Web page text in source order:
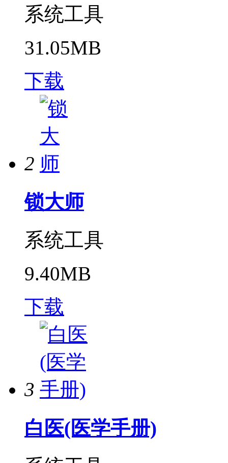
系统工具
31.05MB
下载
2
锁大师
系统工具
9.40MB
下载
3
白医(医学手册)